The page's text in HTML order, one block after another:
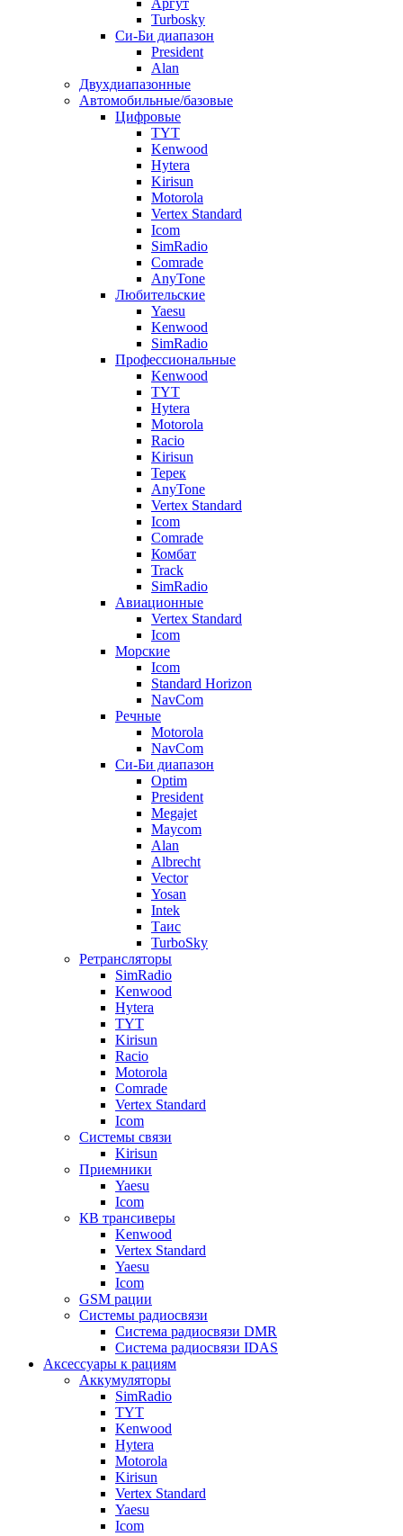
Turbosky
Си-Би диапазон
President
Alan
Двухдиапазонные
Автомобильные/базовые
Цифровые
TYT
Kenwood
Hytera
Kirisun
Motorola
Vertex Standard
Icom
SimRadio
Comrade
AnyTone
Любительские
Yaesu
Kenwood
SimRadio
Профессиональные
Kenwood
TYT
Hytera
Motorola
Racio
Kirisun
Терек
AnyTone
Vertex Standard
Icom
Comrade
Комбат
Track
SimRadio
Авиационные
Vertex Standard
Icom
Морские
Icom
Standard Horizon
NavCom
Речные
Motorola
NavCom
Си-Би диапазон
Optim
President
Megajet
Maycom
Alan
Albrecht
Vector
Yosan
Intek
Таис
TurboSky
Ретрансляторы
SimRadio
Kenwood
Hytera
TYT
Kirisun
Racio
Motorola
Comrade
Vertex Standard
Icom
Системы связи
Kirisun
Приемники
Yaesu
Icom
КВ трансиверы
Kenwood
Vertex Standard
Yaesu
Icom
GSM рации
Системы радиосвязи
Система радиосвязи DMR
Система радиосвязи IDAS
Аксессуары к рациям
Аккумуляторы
SimRadio
TYT
Kenwood
Hytera
Motorola
Kirisun
Vertex Standard
Yaesu
Icom